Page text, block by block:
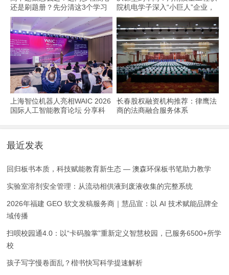
还是刷题册？先分清这3个学习
场景
院机电学子深入“小巨人”企业，
交出8份青春“智造”答卷
上海智位机器人亮相WAIC 2026
国际人工智能教育论坛 分享科
长春股权融资机构推荐：律鹰法
商的法商融合服务体系
最近发表
回归板书本质，科技赋能教育新生态 — 澳森环保板书笔助力教学
实验室溶剂安全管理：从流动相供液到废液收集的完整系统
2026年福建 GEO 软文发稿服务商｜慧品宣：以 AI 技术赋能品牌全
域传播
扫呗校园通4.0：以“卡码脸掌”重新定义智慧校园，已服务6500+所学
校
孩子写字慢卷面乱？楷书快写科学提速解析